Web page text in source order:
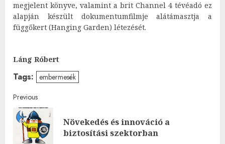
megjelent könyve, valamint a brit Channel 4 tévéadó ez
alapján készült dokumentumfilmje alátámasztja a
függőkert (Hanging Garden) létezését.
Láng Róbert
Tags: embermesék
Post
navigation
Previous
Növekedés és innováció a
biztosítási szektorban